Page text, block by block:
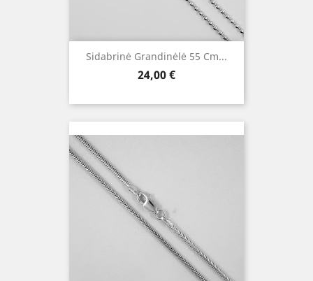
Sidabrinė Grandinėlė 55 Cm...
Kaina
24,00 €